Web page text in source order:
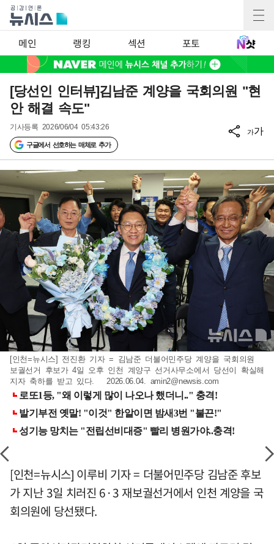
메인 랭킹 섹션 포토
[당선인 인터뷰]김남준 계양을 국회의원 "현
안 해결 속도"
기사등록 2026/06/04 05:43:26
구글에서 선호하는 매체로 추가
가가
[인천=뉴시스] 전진환 기자 = 김남준 더불어민주당 계양을 국회의원
보궐선거 후보가 4일 오후 인천 계양구 선거사무소에서 당선이 확실해
지자 축하를 받고 있다. 2026.06.04. amin2@newsis.com
[인천=뉴시스] 이루비 기자 = 더불어민주당 김남준 후보
가 지난 3일 치러진 6·3 재보궐선거에서 인천 계양을 국
회의원에 당선됐다.